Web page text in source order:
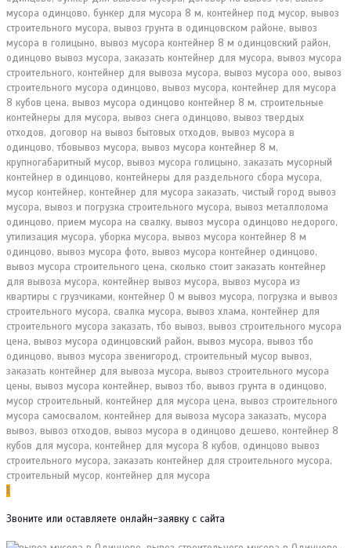
1
Звоните или оставляете онлайн-заявку с сайта